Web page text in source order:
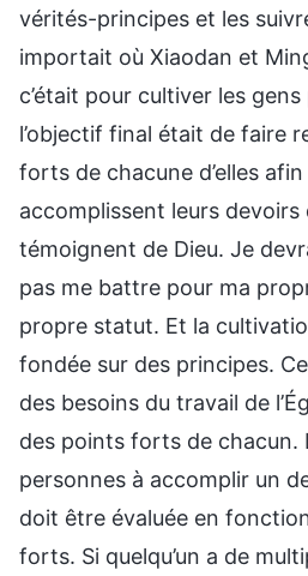
vérités-principes et les
importait où Xiaodan et
c’était pour cultiver les gens
l’objectif final était de faire
forts de chacune d’elles afin
accomplissent leurs devoirs
témoignent de Dieu. Je
pas me battre pour ma
propre statut. Et la
fondée sur des principes.
des besoins du travail de
des points forts de chacun.
personnes à accomplir un
doit être évaluée en
forts. Si quelqu’un a de